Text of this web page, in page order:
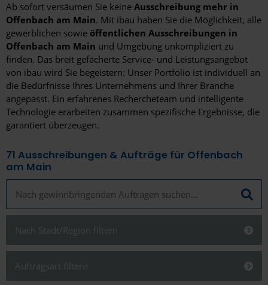
Ab sofort versäumen Sie keine Ausschreibung mehr in
Offenbach am Main. Mit ibau haben Sie die Möglichkeit, alle
gewerblichen sowie öffentlichen Ausschreibungen in
Offenbach am Main und Umgebung unkompliziert zu
finden. Das breit gefächerte Service- und Leistungsangebot
von ibau wird Sie begeistern: Unser Portfolio ist individuell an
die Bedürfnisse Ihres Unternehmens und Ihrer Branche
angepasst. Ein erfahrenes Rechercheteam und intelligente
Technologie erarbeiten zusammen spezifische Ergebnisse, die
garantiert überzeugen.
71 Ausschreibungen & Aufträge für Offenbach
am Main
Nach Stadt/Region filtern
Auftragsart filtern